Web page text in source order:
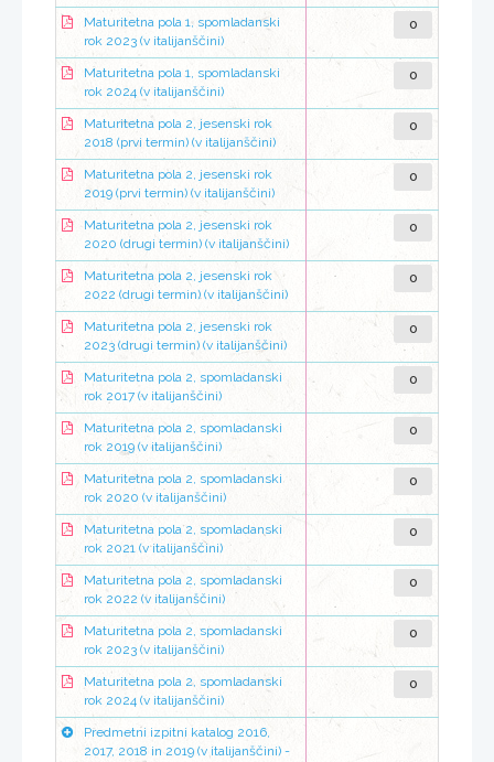
Maturitetna pola 1, spomladanski
rok 2023 (v italijanščini)
0
Maturitetna pola 1, spomladanski
rok 2024 (v italijanščini)
0
Maturitetna pola 2, jesenski rok
2018 (prvi termin) (v italijanščini)
0
Maturitetna pola 2, jesenski rok
2019 (prvi termin) (v italijanščini)
0
Maturitetna pola 2, jesenski rok
2020 (drugi termin) (v italijanščini)
0
Maturitetna pola 2, jesenski rok
2022 (drugi termin) (v italijanščini)
0
Maturitetna pola 2, jesenski rok
2023 (drugi termin) (v italijanščini)
0
Maturitetna pola 2, spomladanski
rok 2017 (v italijanščini)
0
Maturitetna pola 2, spomladanski
rok 2019 (v italijanščini)
0
Maturitetna pola 2, spomladanski
rok 2020 (v italijanščini)
0
Maturitetna pola 2, spomladanski
rok 2021 (v italijanščini)
0
Maturitetna pola 2, spomladanski
rok 2022 (v italijanščini)
0
Maturitetna pola 2, spomladanski
rok 2023 (v italijanščini)
0
Maturitetna pola 2, spomladanski
rok 2024 (v italijanščini)
0
Predmetni izpitni katalog 2016,
2017, 2018 in 2019 (v italijanščini) -